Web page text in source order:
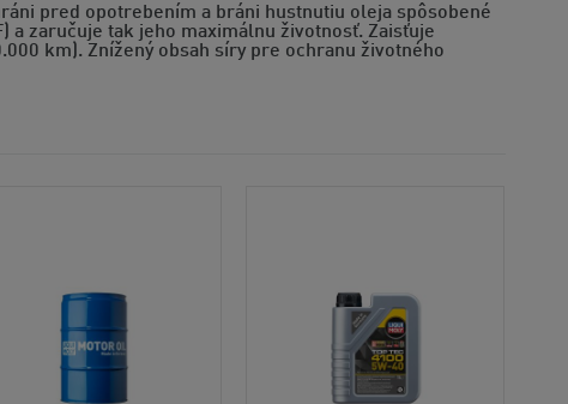
pred opotrebením a bráni hustnutiu oleja spôsobené
a zaručuje tak jeho maximálnu životnosť. Zaisťuje
km). Znížený obsah síry pre ochranu životného